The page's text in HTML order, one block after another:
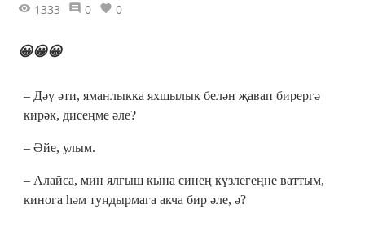
1333 0 0
😀😀😀
– Дәү әти, яманлыкка яхшылык белән җавап бирергә
кирәк, дисеңме әле?
– Әйе, улым.
– Алайса, мин ялгыш кына синең күзлегеңне ваттым,
кинога һәм туңдырмага акча бир әле, ә?